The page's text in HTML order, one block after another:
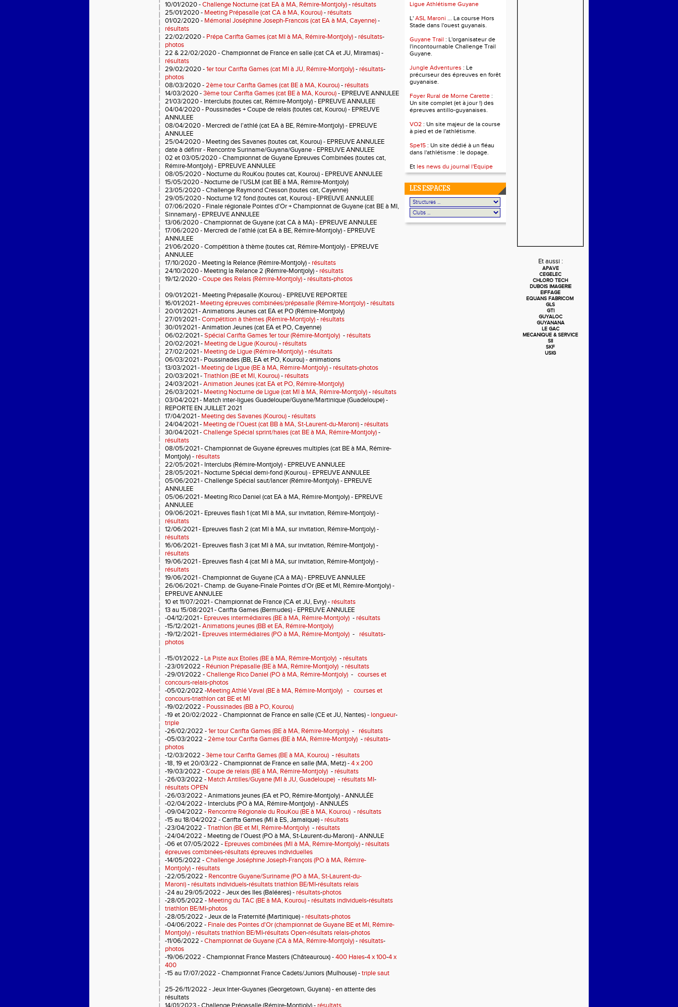
10/01/2020 -Challenge Nocturne (cat EA à MA, Rémire-Montjoly)- résultats
25/01/2020 - Meeting Prépasalle (cat CA à MA, Kourou)- résultats
01/02/2020 - Mémorial Joséphine Joseph-Francois (cat EA à MA, Cayenne)-
résultats
22/02/2020 - Prépa Carifta Games (cat MI à MA, Rémire-Montjoly)- résultats-
photos
22 & 22/02/2020 - Championnat de France en salle (cat CA et JU, Miramas) -
résultats
29/02/2020 -1er tour Carifta Games (cat MI à JU, Rémire-Montjoly)- résultats-
photos
08/03/2020 -2ème tour Carifta Games (cat BE à MA, Kourou)- résultats
14/03/2020 -3ème tour Carifta Games (cat BE à MA, Kourou)- EPREUVE ANNULEE
21/03/2020 - Interclubs (toutes cat, Rémire-Montjoly) - EPREUVE ANNULEE
04/04/2020 - Poussinades + Coupe de relais (toutes cat, Kourou) - EPREUVE
ANNULEE
08/04/2020 - Mercredi de l'athlé (cat EA à BE, Rémire-Montjoly) - EPREUVE
ANNULEE
25/04/2020 - Meeting des Savanes (toutes cat, Kourou) - EPREUVE ANNULEE
date à définir - Rencontre Suriname/Guyana/Guyane - EPREUVE ANNULEE
02 et 03/05/2020 - Championnat de Guyane Epreuves Combinées (toutes cat,
Rémire-Montjoly) - EPREUVE ANNULEE
08/05/2020 - Nocturne du RouKou (toutes cat, Kourou) - EPREUVE ANNULEE
15/05/2020 - Nocturne de l'USLM (cat BE à MA, Rémire-Montjoly)
23/05/2020 - Challenge Raymond Cresson (toutes cat, Cayenne)
29/05/2020 - Nocturne 1/2 fond (toutes cat, Kourou) - EPREUVE ANNULEE
07/06/2020 - Finale régionale Pointes d'Or + Championnat de Guyane (cat BE à MI,
Sinnamary) - EPREUVE ANNULEE
13/06/2020 - Championnat de Guyane (cat CA à MA) - EPREUVE ANNULEE
17/06/2020 - Mercredi de l'athlé (cat EA à BE, Rémire-Montjoly) - EPREUVE
ANNULEE
21/06/2020 - Compétition à thème (toutes cat, Rémire-Montjoly) - EPREUVE
ANNULEE
17/10/2020 - Meeting la Relance (Rémire-Montjoly) - résultats
24/10/2020 - Meeting la Relance 2 (Rémire-Montjoly)- résultats
19/12/2020 -Coupe des Relais (Rémire-Montjoly)- résultats-photos
09/01/2021 - Meeting Prépasalle (Kourou)- EPREUVE REPORTEE
16/01/2021 - Meeting épreuves combinées/prépasalle (Rémire-Montjoly)- résultats
20/01/2021 - Animations Jeunes cat EA et PO(Rémire-Montjoly)
27/01/2021 -Compétition à thèmes (Rémire-Montjoly)- résultats
30/01/2021 - Animation Jeunes (cat EA et PO, Cayenne)
06/02/2021 -Spécial Carifta Games 1er tour (Rémire-Montjoly) - résultats
20/02/2021 - Meeting de Ligue (Kourou)- résultats
27/02/2021 - Meeting de Ligue (Rémire-Montjoly)- résultats
06/03/2021 - Poussinades(BB, EA et PO, Kourou) - animations
13/03/2021 - Meeting de Ligue (BE à MA, Rémire-Montjoly)- résultats-photos
20/03/2021 -Triathlon (BE et MI, Kourou)- résultats
24/03/2021 -Animation Jeunes (cat EA et PO, Rémire-Montjoly)
26/03/2021 - Meeting Nocturne de Ligue (cat MI à MA, Rémire-Montjoly)- résultats
03/04/2021 - Match inter-ligues Guadeloupe/Guyane/Martinique (Guadeloupe) -
REPORTE EN JUILLET 2021
17/04/2021 - Meeting des Savanes (Kourou)- résultats
24/04/2021 - Meeting de l'Ouest (cat BB à MA, St-Laurent-du-Maroni)- résultats
30/04/2021 -Challenge Spécial sprint/haies (cat BE à MA, Rémire-Montjoly)-
résultats
08/05/2021 -Championnat de Guyane épreuves multiples (cat BE à MA, Rémire-
Montjoly)- résultats
22/05/2021 - Interclubs (Rémire-Montjoly)- EPREUVE ANNULEE
28/05/2021 - Nocturne Spécial demi-fond (Kourou)- EPREUVEANNULEE
05/06/2021 -Challenge Spécial saut/lancer(Rémire-Montjoly)- EPREUVE
ANNULEE
05/06/2021 - Meeting Rico Daniel (cat EA à MA, Rémire-Montjoly)- EPREUVE
ANNULEE
09/06/2021 - Epreuves flash 1(cat MI à MA, sur invitation, Rémire-Montjoly) -
résultats
12/06/2021 - Epreuves flash 2 (cat MI à MA, sur invitation, Rémire-Montjoly)-
résultats
16/06/2021 - Epreuves flash 3(cat MI à MA, sur invitation, Rémire-Montjoly)-
résultats
19/06/2021 - Epreuves flash 4(cat MI à MA, sur invitation, Rémire-Montjoly)-
résultats
19/06/2021 - Championnat de Guyane (CA à MA)- EPREUVEANNULEE
26/06/2021 - Champ. de Guyane-Finale Pointes d'Or(BE et MI, Rémire-Montjoly)-
EPREUVEANNULEE
10 et 11/07/2021 -Championnat de France (CA et JU, Evry)- résultats
13 au 15/08/2021 - Carifta Games (Bermudes) - EPREUVE ANNULEE
-04/12/2021 - Epreuves intermédiaires (BE à MA, Rémire-Montjoly) - résultats
-15/12/2021 -Animations jeunes (BB et EA, Rémire-Montjoly)
-19/12/2021 - Epreuves intermédiaires (PO à MA, Rémire-Montjoly) - résultats-
photos
-15/01/2022 -La Piste aux Etoiles (BE à MA, Rémire-Montjoly) - résultats
-23/01/2022 - Réunion Prépasalle (BE à MA, Rémire-Montjoly) - résultats
-29/01/2022 -Challenge Rico Daniel (PO à MA, Rémire-Montjoly) - courses et
concours-relais-photos
-05/02/2022 -Meeting Athlé Vaval (BE à MA, Rémire-Montjoly) - courses et
concours-triathlon cat BE et MI
-19/02/2022 - Poussinades (BB à PO, Kourou)
-19 et 20/02/2022 - Championnat de France en salle (CE et JU, Nantes) - longueur-
triple
-26/02/2022 -1er tour Carifta Games (BE à MA, Rémire-Montjoly) - résultats
-05/03/2022 -2ème tour Carifta Games (BE à MA, Rémire-Montjoly) - résultats-
photos
-12/03/2022 -3ème tour Carifta Games (BE à MA, Kourou) - résultats
-18, 19 et 20/03/22 - Championnat de France en salle (MA, Metz) -4 x 200
-19/03/2022 -Coupe de relais (BE à MA, Rémire-Montjoly) - résultats
-26/03/2022 - Match Antilles/Guyane (MI à JU, Guadeloupe) - résultats MI-
résultats OPEN
-26/03/2022 - Animations jeunes (EA et PO, Rémire-Montjoly) - ANNULÉE
-02/04/2022 - Interclubs (PO à MA, Rémire-Montjoly) - ANNULÉS
-09/04/2022 - Rencontre Régionale du RouKou (BE à MA, Kourou) - résultats
-15 au 18/04/2022 - Carifta Games (MI à ES, Jamaïque) - résultats
-23/04/2022 -Triathlon (BE et MI, Rémire-Montjoly) - résultats
-24/04/2022 - Meeting de l'Ouest (PO à MA, St-Laurent-du-Maroni) - ANNULE
-06 et 07/05/2022 - Epreuves combinées (MI à MA, Rémire-Montjoly)- résultats
épreuves combinées-résultats épreuves individuelles
-14/05/2022 -Challenge Joséphine Joseph-François (PO à MA, Rémire-
Montjoly)- résultats
-22/05/2022 - Rencontre Guyane/Suriname (PO à MA, St-Laurent-du-
Maroni)- résultats individuels-résultats triathlon BE/MI-résultats relais
-24 au 29/05/2022 - Jeux des Iles (Baléares)- résultats-photos
-28/05/2022 - Meeting du TAC (BE à MA, Kourou)- résultats individuels-résultats
triathlon BE/MI-photos
-28/05/2022 - Jeux de la Fraternité (Martinique) - résultats-photos
-04/06/2022 - Finale des Pointes d'Or (championnat de Guyane BE et MI, Rémire-
Montjoly)- résultats triathlon BE/MI-résultats Open-résultats relais-photos
-11/06/2022 -Championnat de Guyane (CA à MA, Rémire-Montjoly)- résultats-
photos
-19/06/2022 - Championnat France Masters (Châteauroux) -400 Haies-4 x 100-4 x
400
-15 au 17/07/2022 -Championnat France Cadets/Juniors (Mulhouse) -triple saut
25-26/11/2022 - Jeux Inter-Guyanes (Georgetown, Guyana) - en attente des
résultats
Ligue Athlétisme Guyane
L' ASL Maroni ... La course Hors
Stade dans l'ouest guyanais.
Guyane Trail : L'organisateur de
l'incontournable Challenge Trail
Guyane.
Jungle Adventures : Le
précurseur des épreuves en forêt
guyanaise.
Foyer Rural de Morne Carette :
Un site complet (et à jour !) des
épreuves antillo-guyanaises.
VO2 : Un site majeur de la course
à pied et de l'athlétisme.
Spe15 : Un site dédié à un fléau
dans l'athlétisme : le dopage.
Et les news du journal l'Equipe
LES ESPACES
Et aussi :
APAVE
CEGELEC
CHLORO TECH
DUBOIS IMAGERIE
EIFFAGE
EQUANS FABRICOM
GLS
GTI
GUYALOC
GUYANANA
LE GAC
MECANIQUE & SERVICE
SII
SKF
USIG